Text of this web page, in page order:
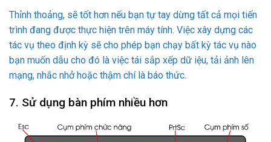
Một người đam mê máy tính thực sự biết tất cả các phím tắt